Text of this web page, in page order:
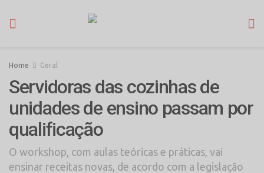
Home Geral
Servidoras das cozinhas de
unidades de ensino passam por
qualificação
O workshop, com aulas teóricas e práticas, vai
ensinar receitas novas, de acordo com a legislação